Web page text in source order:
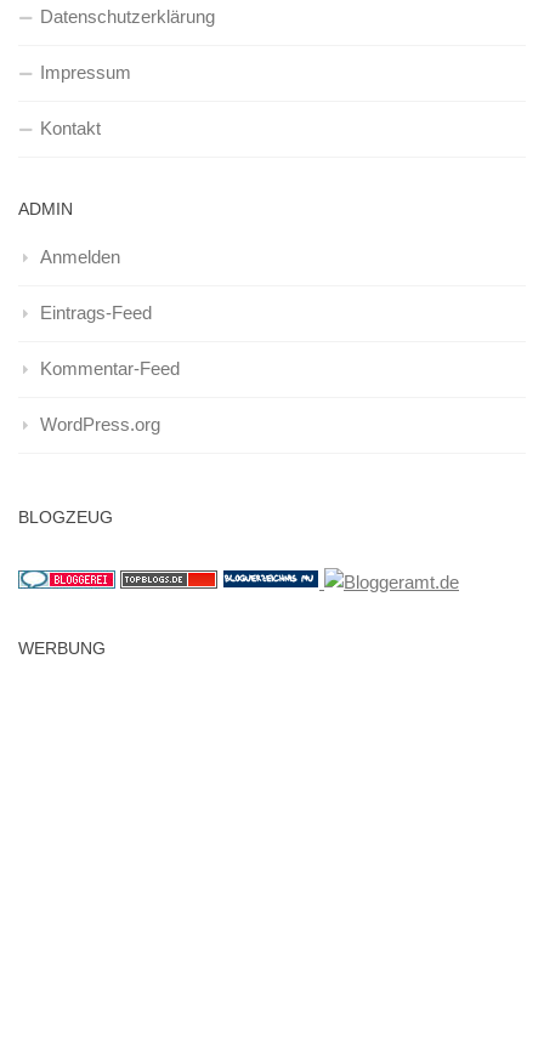
Datenschutzerklärung
Impressum
Kontakt
ADMIN
Anmelden
Eintrags-Feed
Kommentar-Feed
WordPress.org
BLOGZEUG
WERBUNG